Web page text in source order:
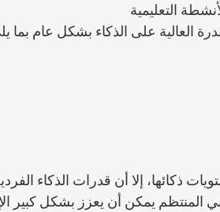
التعليمية
العالية على الذكاء بشكل عام بما
ذكائها، إلا أن قدرات الذكاء
المنتظم يمكن أن يعزز بشكل كبير